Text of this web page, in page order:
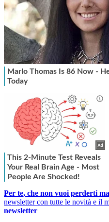
Per te, che non vuoi perderti
newsletter con tutte le novità e il
newsletter